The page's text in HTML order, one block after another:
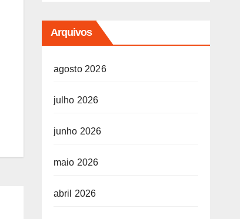
Arquivos
agosto 2026
julho 2026
junho 2026
maio 2026
abril 2026